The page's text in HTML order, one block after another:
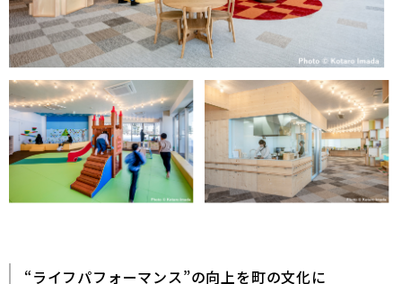
“ライフパフォーマンス”の向上を町の文化に